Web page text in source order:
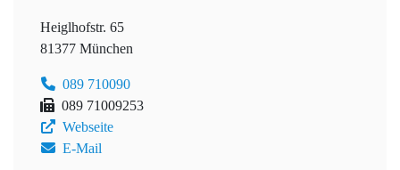
Heiglhofstr. 65
81377 München
089 710090
089 71009253
Webseite
E-Mail